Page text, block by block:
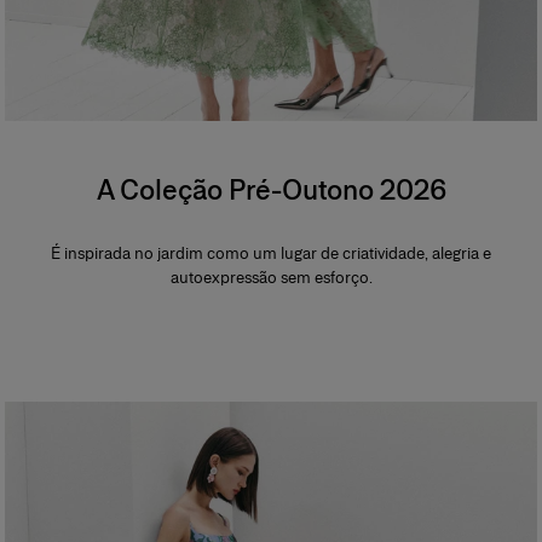
A Coleção Pré-Outono 2026
É inspirada no jardim como um lugar de criatividade, alegria e
autoexpressão sem esforço.